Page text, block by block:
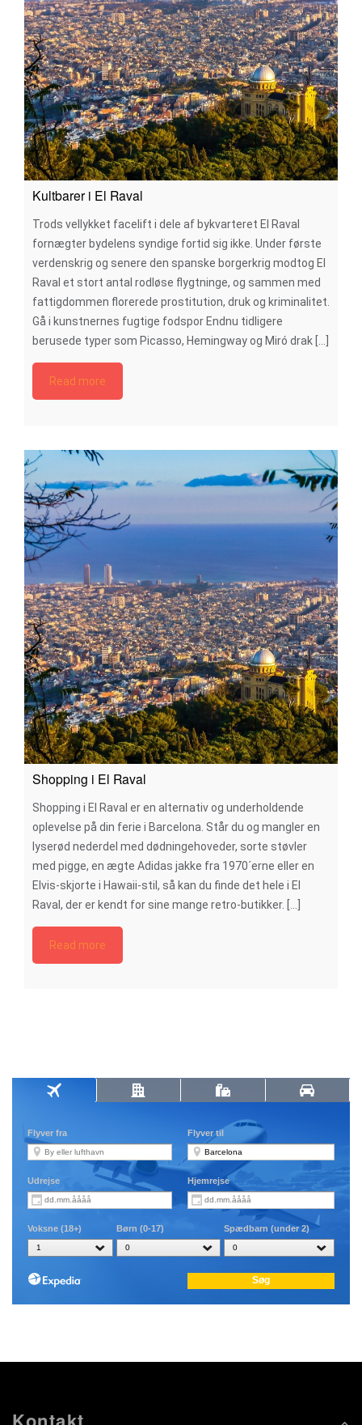
Kultbarer i El Raval
Trods vellykket facelift i dele af bykvarteret El Raval
fornægter bydelens syndige fortid sig ikke. Under første
verdenskrig og senere den spanske borgerkrig modtog El
Raval et stort antal rodløse flygtninge, og sammen med
fattigdommen florerede prostitution, druk og kriminalitet.
Gå i kunstnernes fugtige fodspor Endnu tidligere
berusede typer som Picasso, Hemingway og Miró drak [...]
Read more
Shopping i El Raval
Shopping i El Raval er en alternativ og underholdende
oplevelse på din ferie i Barcelona. Står du og mangler en
lyserød nederdel med dødningehoveder, sorte støvler
med pigge, en ægte Adidas jakke fra 1970´erne eller en
Elvis-skjorte i Hawaii-stil, så kan du finde det hele i El
Raval, der er kendt for sine mange retro-butikker. [...]
Read more